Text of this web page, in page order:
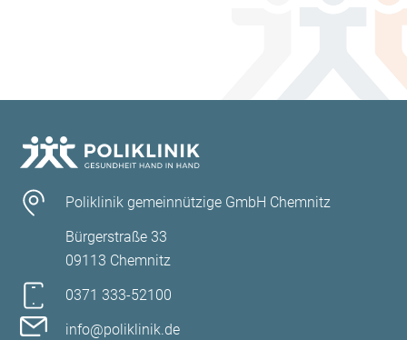
Sprunggelenkes
Poliklinik gemeinnützige GmbH Chemnitz
Bürgerstraße 33
09113 Chemnitz
0371 333-52100
info@poliklinik.de